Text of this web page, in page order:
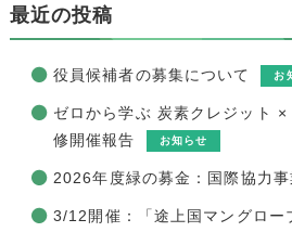
最近の投稿
役員候補者の募集について お
ゼロから学ぶ 炭素クレジット
修開催報告
お知らせ
2026年度緑の募金：国際協力事
3/12開催：「途上国マングロー